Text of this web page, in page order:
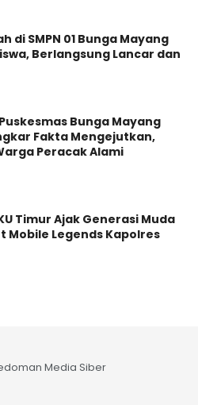
di SMPN 01 Bunga Mayang
Berlangsung Lancar dan
Bunga Mayang
Fakta Mengejutkan,
Peracak Alami
Timur Ajak Generasi Muda
Mobile Legends Kapolres
Media Siber